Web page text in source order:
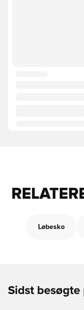
Løbesko
Sidst